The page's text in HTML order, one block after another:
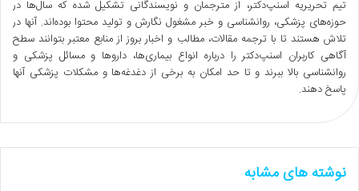
تیم تحریریه اسنپ‌دکتر، از مترجمان و نویسندگانی تشکیل شده که سال‌ها در
حوزه‌های پزشکی، روانشناسی و خبر مشغول نگارش و تولید محتوا بوده‌اند. آنها در
تلاش هستند تا با ترجمه مقالات، مطالب و اخبار بروز از منابع معتبر بتوانند سطح
آگاهی کاربران اسنپ‌دکتر را درباره انواع بیماری‌ها، داروها و مسائل پزشکی و
روانشناسی بالا ببرند و تا حد امکان به برخی از دغدغه‌ها و مشکلات پزشکی آنها
پاسخ دهند.
نوشته های مشابه